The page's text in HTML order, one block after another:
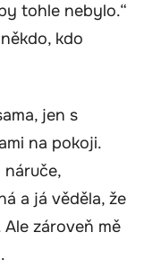
tohle nebylo.“
kdo
jen s
na pokoji.
náruče,
a já věděla, že
zároveň mě